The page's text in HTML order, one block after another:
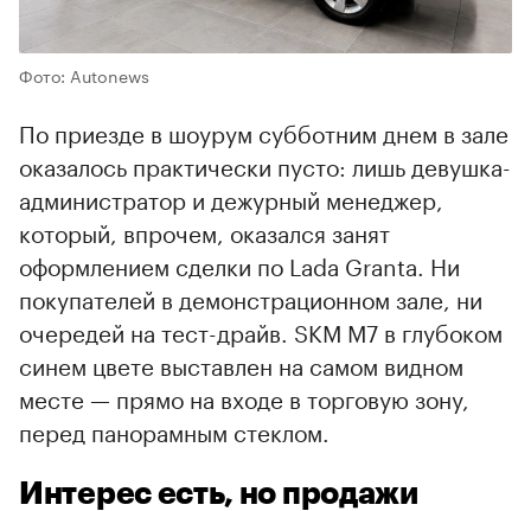
Фото: Autonews
По приезде в шоурум субботним днем в зале
оказалось практически пусто: лишь девушка-
администратор и дежурный менеджер,
который, впрочем, оказался занят
оформлением сделки по Lada Granta. Ни
покупателей в демонстрационном зале, ни
очередей на тест-драйв. SKM M7 в глубоком
синем цвете выставлен на самом видном
месте — прямо на входе в торговую зону,
перед панорамным стеклом.
Интерес есть, но продажи